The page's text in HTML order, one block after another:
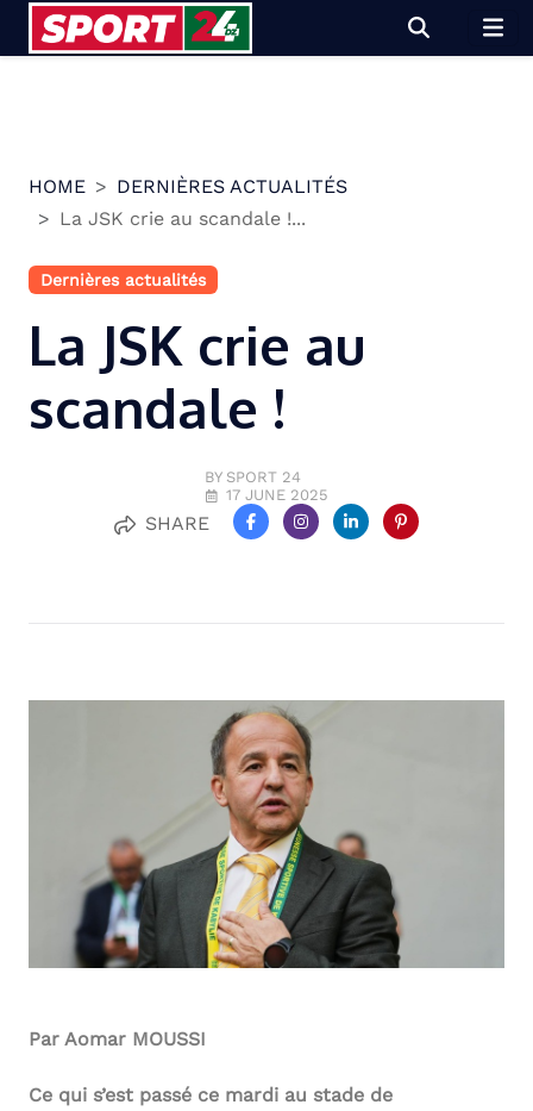
HOME
DERNIÈRES ACTUALITÉS
La JSK crie au scandale !...
Dernières actualités
La JSK crie au
scandale !
BY SPORT 24
17 JUNE 2025
SHARE
Par Aomar MOUSSI
Ce qui s’est passé ce mardi au stade de